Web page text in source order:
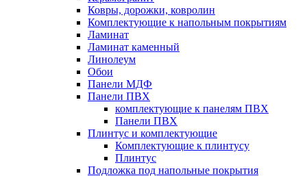
Ковры, дорожки, ковролин
Комплектующие к напольным покрытиям
Ламинат
Ламинат каменный
Линолеум
Обои
Панели МДФ
Панели ПВХ
комплектующие к панелям ПВХ
Панели ПВХ
Плинтус и комплектующие
Комплектующие к плинтусу
Плинтус
Подложка под напольные покрытия